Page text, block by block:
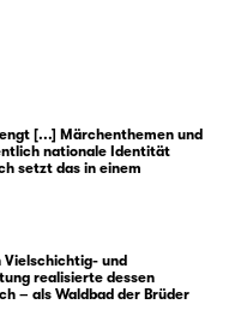
und
zum
nur kindlicher
die
bloß
Da wurde
Mutter schon
[...] Märchenthemen und
nationale Identität
setzt das in einem
und
realisierte dessen
– als Waldbad der Brüder